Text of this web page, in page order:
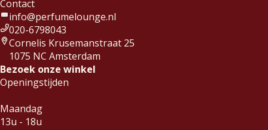
Contact
info@perfumelounge.nl
020-6798043
Cornelis Krusemanstraat 25
1075 NC Amsterdam
Bezoek onze winkel
Openingstijden
Maandag
13u - 18u